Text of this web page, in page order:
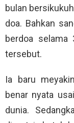
bulan
doa. Bahkan
berdoa selama
tersebut.
Ia baru
benar nyata
dunia.